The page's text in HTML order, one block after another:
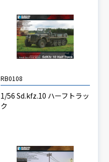
RB0108
1/56 Sd.kfz.10 ハーフトラッ
ク